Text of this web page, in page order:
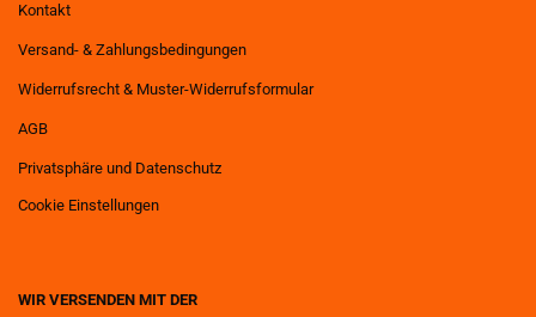
Kontakt
Versand- & Zahlungsbedingungen
Widerrufsrecht & Muster-Widerrufsformular
AGB
Privatsphäre und Datenschutz
Cookie Einstellungen
WIR VERSENDEN MIT DER